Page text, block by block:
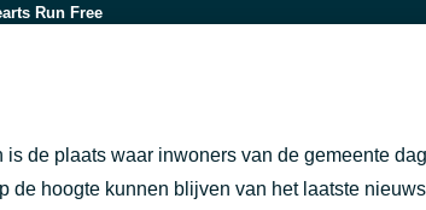
Run Free
Preach
Tears
is de plaats waar inwoners van de gemeente
de hoogte kunnen blijven van het laatste